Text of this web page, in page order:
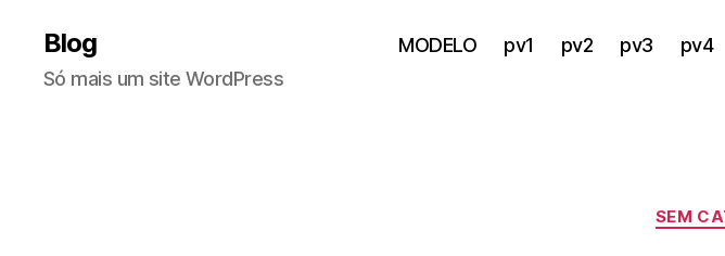
Blog
Só mais um site WordPress
MODELO pv1 pv2 pv3 pv4
SEM